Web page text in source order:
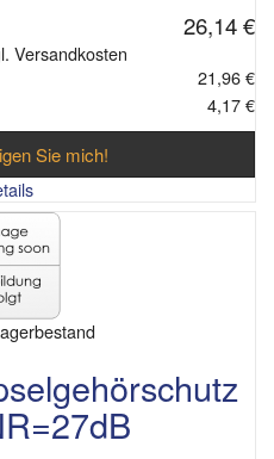
26,14 €
Versandkosten
21,96 €
4,17 €
Sie mich!